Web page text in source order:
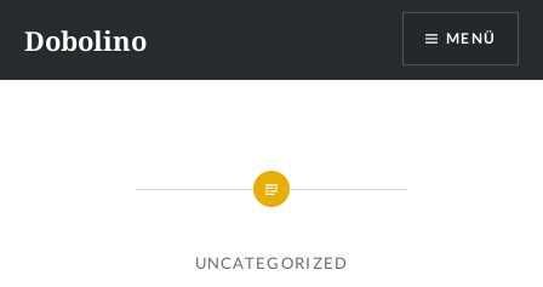
zum
Inhalt
Dobolino MENÜ
UNCATEGORIZED